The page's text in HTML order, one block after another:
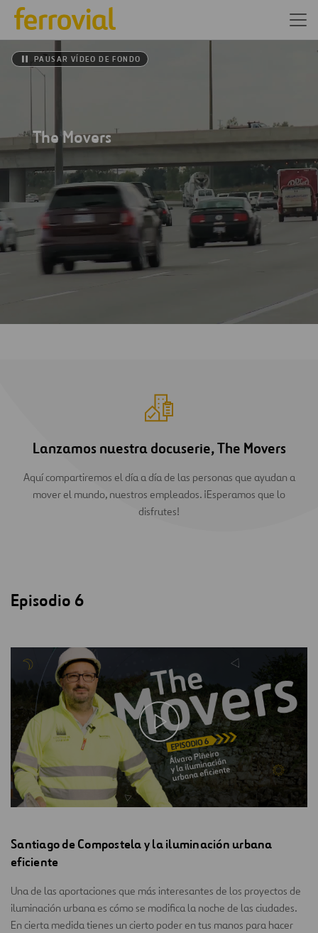
PAUSAR VÍDEO DE FONDO
The Movers
Lanzamos nuestra docuserie, The Movers
Aquí compartiremos el día a día de las personas que ayudan a
mover el mundo, nuestros empleados. ¡Esperamos que lo
disfrutes!
Episodio 6
Santiago de Compostela y la iluminación urbana
eficiente
Una de las aportaciones que más interesantes de los proyectos de
iluminación urbana es cómo se modifica la noche de las ciudades.
En cierta medida tienes un cierto poder en tus manos para hacer